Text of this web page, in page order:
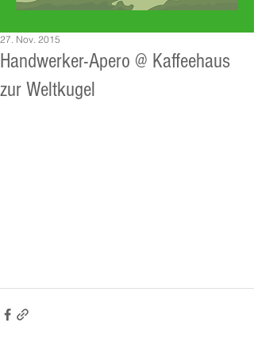
Handwerker-Apero @ Kaffeehaus
zur Weltkugel
27. Nov. 2015